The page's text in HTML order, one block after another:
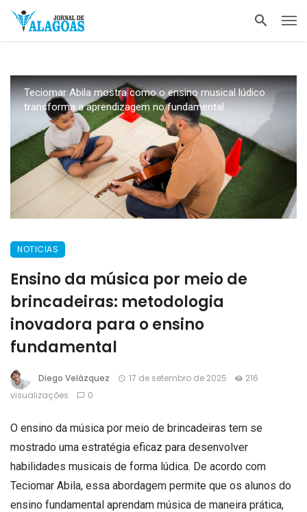
Teciomar Abila mostra como o ensino musical lúdico
transforma a aprendizagem no fundamental.
NOTICIAS
Ensino da música por meio de
brincadeiras: metodologia
inovadora para o ensino
fundamental
Diego Velázquez 17 de setembro de 2025
216
visualizações
0
O ensino da música por meio de brincadeiras tem se
mostrado uma estratégia eficaz para desenvolver
habilidades musicais de forma lúdica. De acordo com
Teciomar Abila, essa abordagem permite que os alunos do
ensino fundamental aprendam música de maneira prática,